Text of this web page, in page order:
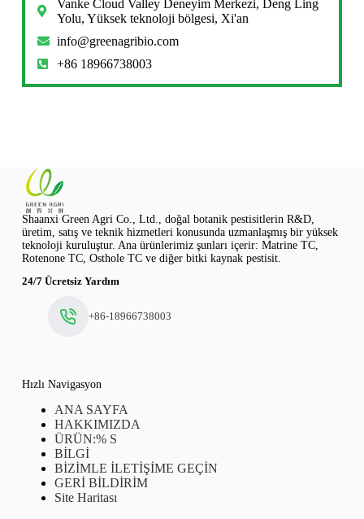
Vanke Cloud Valley Deneyim Merkezi, Deng Ling
Yolu, Yüksek teknoloji bölgesi, Xi'an
info@greenagribio.com
+86 18966738003
Shaanxi Green Agri Co., Ltd., doğal botanik pestisitlerin R&D,
üretim, satış ve teknik hizmetleri konusunda uzmanlaşmış bir yüksek
teknoloji kuruluştur. Ana ürünlerimiz şunları içerir: Matrine TC,
Rotenone TC, Osthole TC ve diğer bitki kaynak pestisit.
24/7 Ücretsiz Yardım
+86-18966738003
Hızlı Navigasyon
ANA SAYFA
HAKKIMIZDA
ÜRÜN:% S
BİLGİ
BİZİMLE İLETİŞİME GEÇİN
GERİ BİLDİRİM
Site Haritası